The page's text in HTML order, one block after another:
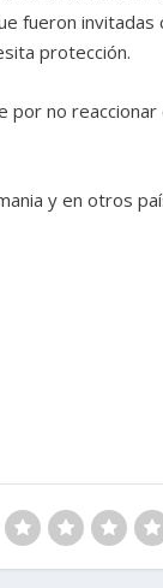
fueron invitadas
protección.
por no
y en otros